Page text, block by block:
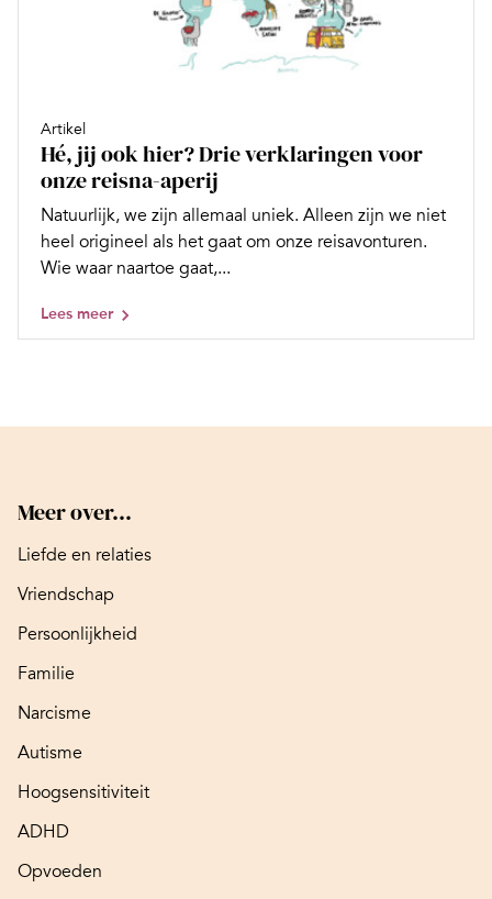
Artikel
Hé, jij ook hier? Drie verklaringen voor
onze reisna-aperij
Natuurlijk, we zijn allemaal uniek. Alleen zijn we niet
heel origineel als het gaat om onze reisavonturen.
Wie waar naartoe gaat,...
Lees meer
Meer over...
Liefde en relaties
Vriendschap
Persoonlijkheid
Familie
Narcisme
Autisme
Hoogsensitiviteit
ADHD
Opvoeden